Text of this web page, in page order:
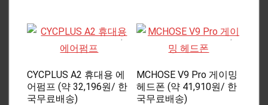
CYCPLUS A2 휴대용 에
어펌프 (약 32,196원/ 한
국무료배송)
MCHOSE V9 Pro 게이밍
헤드폰 (약 41,910원/ 한
국무료배송)